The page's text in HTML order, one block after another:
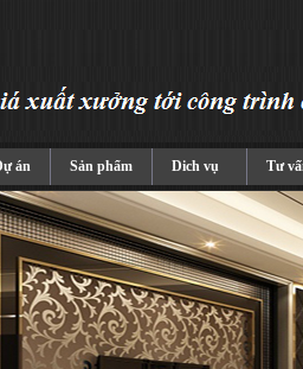
án Sản phẩm Dich vụ Tư